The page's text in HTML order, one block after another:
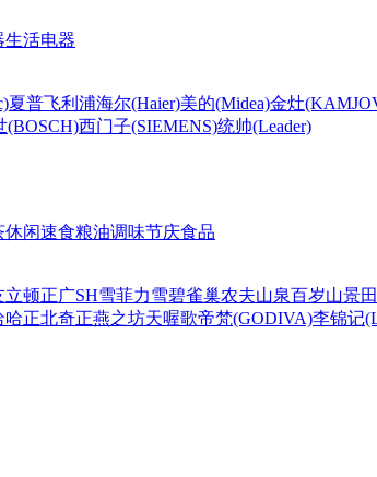
生活电器
夏普飞利浦海尔(Haier)美的(Midea)金灶
(BOSCH)西门子(SIEMENS)统帅(Leader)
休闲速食粮油调味节庆食品
立顿正广SH雪菲力雪碧雀巢农夫山泉百岁山景
哈正北奇正燕之坊天喔歌帝梵(GODIVA)李锦记